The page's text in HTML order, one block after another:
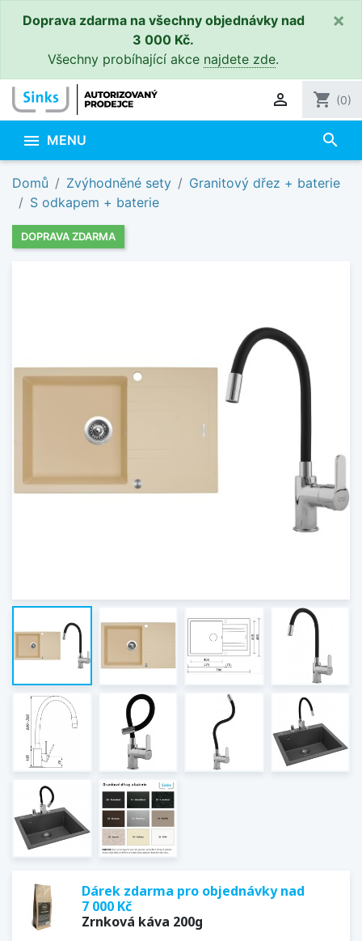
Doprava zdarma na všechny objednávky nad
3 000 Kč.
Všechny probíhající akce najdete zde.
×
 shopping_cart (0)
 MENU search
Domů Zvýhodněné sety
Granitový dřez + baterie
S odkapem + baterie
DOPRAVA ZDARMA
Dárek zdarma pro objednávky nad
7 000 Kč
Zrnková káva 200g